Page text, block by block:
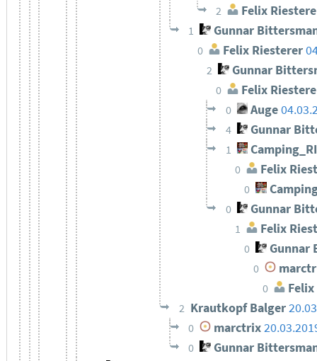
2 Felix
1 Gunnar
0 Felix Riesterer
2 Gunnar
0 Felix
0 Auge
4 Gunnar
1
0 Felix
0
0 Gunnar
1 Felix
0 Gunnar
0
0
2 Krautkopf Balger
0 marctrix
0 Gunnar